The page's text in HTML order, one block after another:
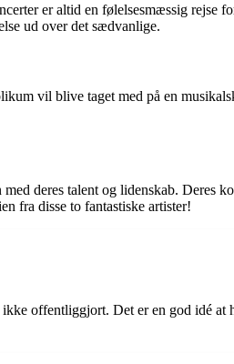
er altid en følelsesmæssig
ud over det sædvanlige.
vil blive taget med på en
deres talent og lidenskab. Deres
fra disse to fantastiske artister!
offentliggjort. Det er en god idé